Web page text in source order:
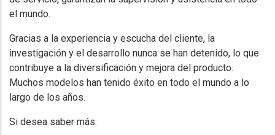
el mundo.
Gracias a la experiencia y escucha del cliente, la
investigación y el desarrollo nunca se han detenido, lo que
contribuye a la diversificación y mejora del producto.
Muchos modelos han tenido éxito en todo el mundo a lo
largo de los años.
Si desea saber más: